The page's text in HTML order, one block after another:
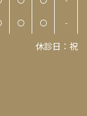
〇 〇 -
休診日：祝